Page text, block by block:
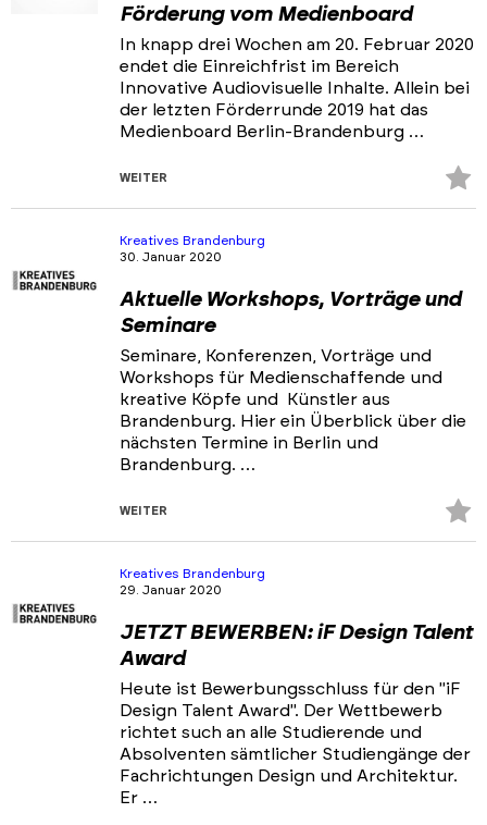
Förderung vom Medienboard
In knapp drei Wochen am 20. Februar 2020
endet die Einreichfrist im Bereich
Innovative Audiovisuelle Inhalte. Allein bei
der letzten Förderrunde 2019 hat das
Medienboard Berlin-Brandenburg …
WEITER
Kreatives Brandenburg
30. Januar 2020
Aktuelle Workshops, Vorträge und
Seminare
Seminare, Konferenzen, Vorträge und
Workshops für Medienschaffende und
kreative Köpfe und Künstler aus
Brandenburg. Hier ein Überblick über die
nächsten Termine in Berlin und
Brandenburg. …
WEITER
Kreatives Brandenburg
29. Januar 2020
JETZT BEWERBEN: iF Design Talent
Award
Heute ist Bewerbungsschluss für den "iF
Design Talent Award". Der Wettbewerb
richtet such an alle Studierende und
Absolventen sämtlicher Studiengänge der
Fachrichtungen Design und Architektur.
Er …